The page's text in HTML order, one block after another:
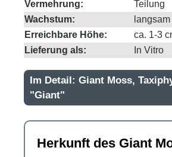
Vermehrung:
Teilung
Wachstum:
Erreichbare Höhe:
ca. 1-3
Lieferung als:
In Vitro
Im Detail: Giant Moss,
"Giant"
Herkunft des Giant